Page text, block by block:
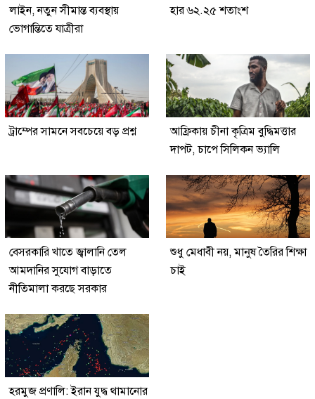
লাইন, নতুন সীমান্ত ব্যবস্থায়
ভোগান্তিতে যাত্রীরা
হার ৬২.২৫ শতাংশ
ট্রাম্পের সামনে সবচেয়ে বড় প্রশ্ন
আফ্রিকায় চীনা কৃত্রিম বুদ্ধিমত্তার
দাপট, চাপে সিলিকন ভ্যালি
বেসরকারি খাতে জ্বালানি তেল
আমদানির সুযোগ বাড়াতে
নীতিমালা করছে সরকার
শুধু মেধাবী নয়, মানুষ তৈরির শিক্ষা
চাই
হরমুজ প্রণালি: ইরান যুদ্ধ থামানোর